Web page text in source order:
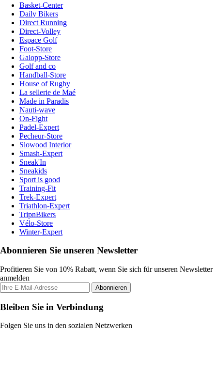
Basket-Center
Daily Bikers
Direct Running
Direct-Volley
Espace Golf
Foot-Store
Galopp-Store
Golf and co
Handball-Store
House of Rugby
La sellerie de Maé
Made in Paradis
Nauti-wave
On-Fight
Padel-Expert
Pecheur-Store
Slowood Interior
Smash-Expert
Sneak'In
Sneakids
Sport is good
Training-Fit
Trek-Expert
Triathlon-Expert
TripnBikers
Vélo-Store
Winter-Expert
Abonnieren Sie unseren Newsletter
Profitieren Sie von 10% Rabatt, wenn Sie sich für unseren Newsletter
anmelden
Abonnieren
Bleiben Sie in Verbindung
Folgen Sie uns in den sozialen Netzwerken